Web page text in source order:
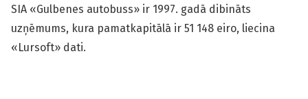
SIA «Gulbenes autobuss» ir 1997. gadā dibināts
uzņēmums, kura pamatkapitālā ir 51 148 eiro, liecina
«Lursoft» dati.